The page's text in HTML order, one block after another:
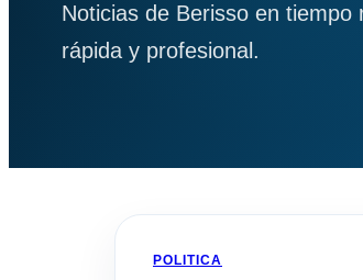
Noticias de Berisso en
rápida y profesional.
POLITICA